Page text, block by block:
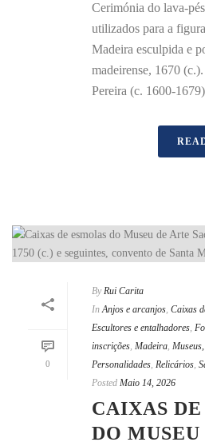
Cerimónia do lava-
utilizados para a
Madeira esculpida e
madeirense, 1670
Pereira (c. 1600-
0
By Rui Carita
In Anjos e arcanjos, Caixas
Escultores e entalhadores,
inscrições, Madeira,
Personalidades, Relicários,
Posted Maio 14, 2026
CAIXAS
DO